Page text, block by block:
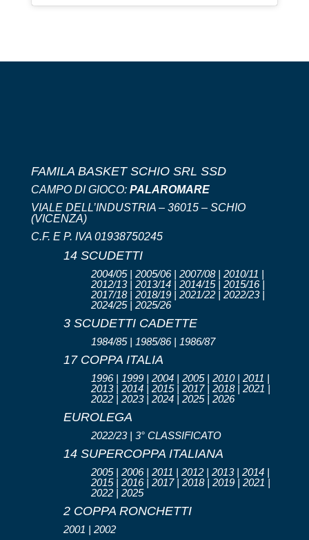
FAMILA BASKET SCHIO SRL SSD
CAMPO DI GIOCO: PALAROMARE
VIALE DELL’INDUSTRIA – 36015 – SCHIO
(VICENZA)
C.F. E P. IVA 01938750245
14 SCUDETTI
2004/05 | 2005/06 | 2007/08 | 2010/11 |
2012/13 | 2013/14 | 2014/15 | 2015/16 |
2017/18 | 2018/19 | 2021/22 | 2022/23 |
2024/25 | 2025/26
3 SCUDETTI CADETTE
1984/85 | 1985/86 | 1986/87
17 COPPA ITALIA
1996 | 1999 | 2004 | 2005 | 2010 | 2011 |
2013 | 2014 | 2015 | 2017 | 2018 | 2021 |
2022 | 2023 | 2024 | 2025 | 2026
EUROLEGA
2022/23 | 3° CLASSIFICATO
14 SUPERCOPPA ITALIANA
2005 | 2006 | 2011 | 2012 | 2013 | 2014 |
2015 | 2016 | 2017 | 2018 | 2019 | 2021 |
2022 | 2025
2 COPPA RONCHETTI
2001 | 2002